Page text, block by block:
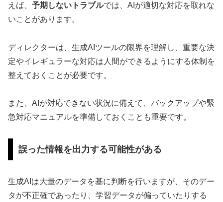
えば、 予期しないトラブルでは、AIが適切な対応を取れな
いことがあります。
ディレクターは、生成AIツールの限界を理解し、重要な決
定やイレギュラーな対応は人間ができるようにする体制を
整えておくことが必要です。
また、AIが対応できない状況に備えて、バックアップや緊
急対応マニュアルを準備しておくことも重要です。
誤った情報を出力する可能性がある
生成AIは大量のデータを基に判断を行いますが、そのデー
タが不正確であったり、学習データが偏っていたりする